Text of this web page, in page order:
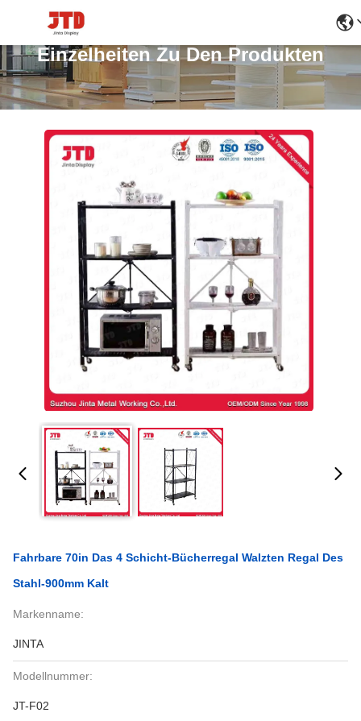
Einzelheiten Zu Den Produkten
Fahrbare 70in Das 4 Schicht-Bücherregal Walzten Regal Des
Stahl-900mm Kalt
Markenname:
JINTA
Modellnummer:
JT-F02